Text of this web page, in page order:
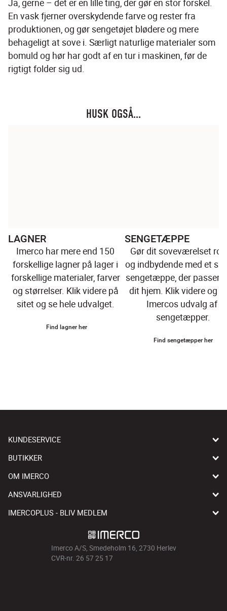
Ja, gerne – det er en lille ting, der gør en stor forskel.
En vask fjerner overskydende farve og rester fra
produktionen, og gør sengetøjet blødere og mere
behageligt at sove i. Særligt naturlige materialer som
bomuld og hør har godt af en tur i maskinen, før de
rigtigt folder sig ud.
HUSK OGSÅ...
LAGNER
Imerco har mere end 150
forskellige lagner på lager i
forskellige materialer, farver
og størrelser. Klik videre på
sitet og se hele udvalget.
Find lagner her
SENGETÆPPE
Gør dit soveværelset
og indbydende med et
sengetæppe, der passer
dit hjem. Klik videre og
Imercos udvalg af
sengetæpper.
Find sengetæpper her
KUNDESERVICE
BUTIKKER
OM IMERCO
ANSVARLIGHED
IMERCOPLUS - BLIV MEDLEM
Imerco A/S, Smedeholm 16, 2730 Herlev
CVR-nr. 26 57 25 17